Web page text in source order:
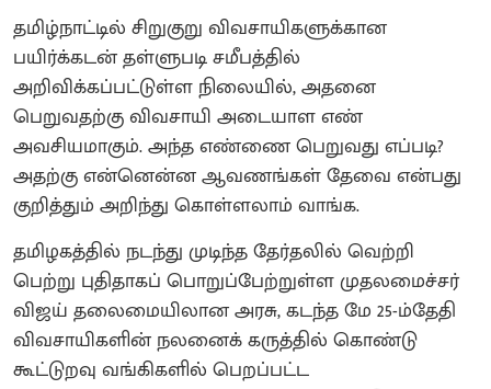
தமிழ்நாட்டில் சிறுகுறு விவசாயிகளுக்கான
பயிர்க்கடன் தள்ளுபடி சமீபத்தில்
அறிவிக்கப்பட்டுள்ள நிலையில், அதனை
பெறுவதற்கு விவசாயி அடையாள எண்
அவசியமாகும். அந்த எண்ணை பெறுவது எப்படி?
அதற்கு என்னென்ன ஆவணங்கள் தேவை என்பது
குறித்தும் அறிந்து கொள்ளலாம் வாங்க.
தமிழகத்தில் நடந்து முடிந்த தேர்தலில் வெற்றி
பெற்று புதிதாகப் பொறுப்பேற்றுள்ள முதலமைச்சர்
விஜய் தலைமையிலான அரசு, கடந்த மே 25-ம்தேதி
விவசாயிகளின் நலனைக் கருத்தில் கொண்டு
கூட்டுறவு வங்கிகளில் பெறப்பட்ட